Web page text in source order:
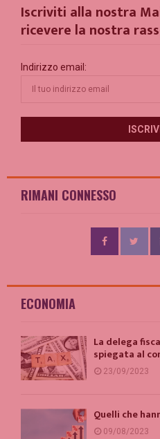
Iscriviti alla nostra
ricevere la nostra
Indirizzo email:
RIMANI CONNESSO
ECONOMIA
La delega
spiegata al
23/09/2023
Quelli che
09/08/2023